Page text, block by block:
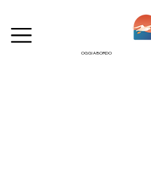
OGGI A BORDO